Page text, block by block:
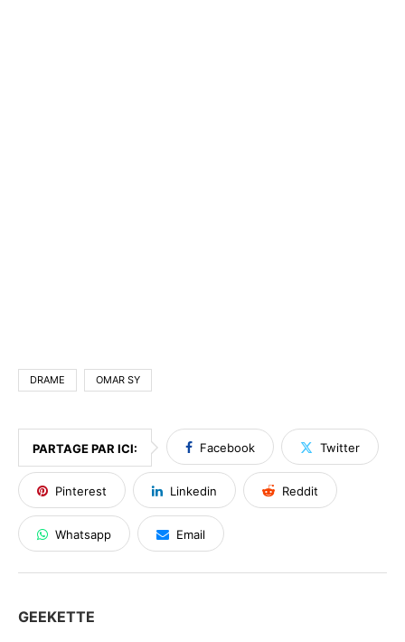
DRAME OMAR SY
PARTAGE PAR ICI: Facebook Twitter
Pinterest Linkedin Reddit
Whatsapp Email
GEEKETTE